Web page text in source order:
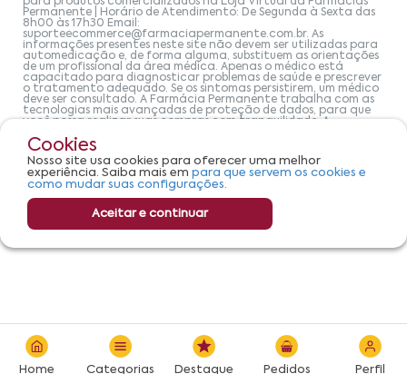
Cookies
Nosso site usa cookies para oferecer uma melhor
experiência. Saiba mais em para que servem os cookies e
como mudar suas configurações.
Aceitar e continuar
Home Categorias Destaque Pedidos Perfil
Permanente | Horário de Atendimento: De Segunda à Sexta das
8h00 às 17h30 Email:
suporteecommerce@farmaciapermanente.com.br. As
informações presentes neste site não devem ser utilizadas para
automedicação e, de forma alguma, substituem as orientações
de um profissional da área médica. Apenas o médico está
capacitado para diagnosticar problemas de saúde e prescrever
o tratamento adequado. Se os sintomas persistirem, um médico
deve ser consultado. A Farmácia Permanente trabalha com as
tecnologias mais avançadas de proteção de dados, para que
você possa realizar suas compras com tranquilidade. A
Farmácias Permanente. Todos os pedidos efetuados estão
sujeitos à confirmação da disponibilidade de produto em nosso
estoque.